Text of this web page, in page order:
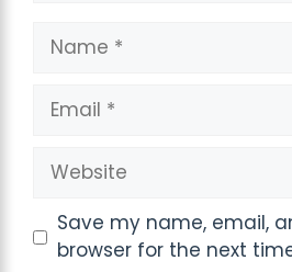
Name
Email
Website
Save my name, email,
browser for the next